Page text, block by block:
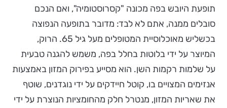
תופעת היובש בפה מכונה "קסרוסטומיה", ואם הנכם
סובלים ממנה, אתם לא לבד: מדובר בתופעה הנפוצה
בכשליש מאוכלוסיית המטופלים מעל גיל 65. הרוק,
המיוצר על ידי בלוטות בחלל בפה, משמש להגנה טבעית
על שלמות רקמות השן. הוא מסייע בפירוק המזון באמצעות
אנזימים המצויים בו, קוטל חיידקים על ידי נוגדנים, שוטף
את שאריות המזון, מנטרל חלק מהחומציות הנוצרת על ידי